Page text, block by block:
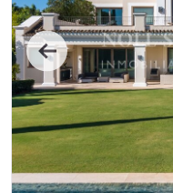
Previous